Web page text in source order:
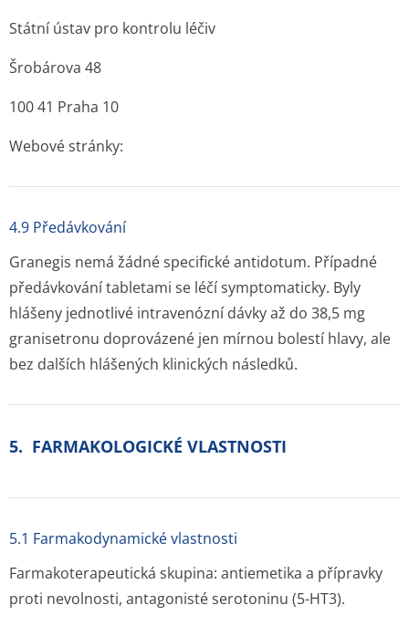
Státní ústav pro kontrolu léčiv
Šrobárova 48
100 41 Praha 10
Webové stránky:
4.9 Předávkování
Granegis nemá žádné specifické antidotum. Případné
předávkování tabletami se léčí symptomaticky. Byly
hlášeny jednotlivé intravenózní dávky až do 38,5 mg
granisetronu doprovázené jen mírnou bolestí hlavy, ale
bez dalších hlášených klinických následků.
5. FARMAKOLOGICKÉ VLASTNOSTI
5.1 Farmakodynamické vlastnosti
Farmakoterapeutická skupina: antiemetika a přípravky
proti nevolnosti, antagonisté serotoninu (5-HT3).